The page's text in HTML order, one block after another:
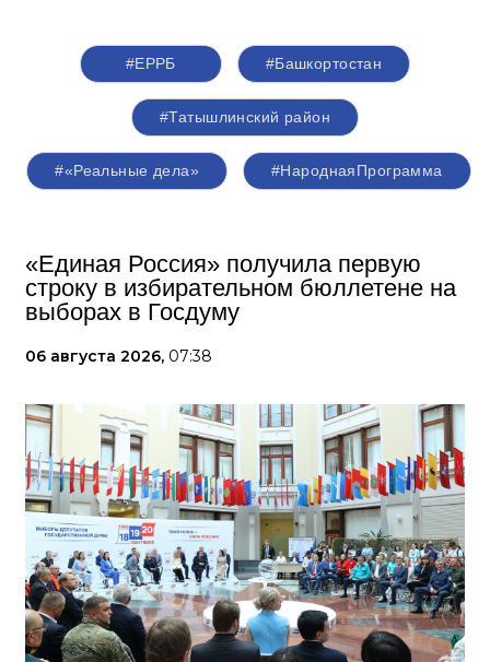
#ЕРРБ #Башкортостан
#Татышлинский район
#«Реальные дела» #НароднаяПрограмма
«Единая Россия» получила первую
строку в избирательном бюллетене на
выборах в Госдуму
06 августа 2026, 07:38